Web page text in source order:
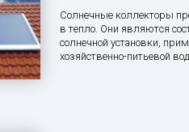
Солнечные коллекторы
в тепло. Они являются
солнечной установки,
хозяйственно-питьевой